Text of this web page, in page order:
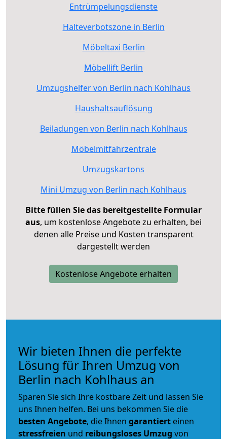
Entrümpelungsdienste
Halteverbotszone in Berlin
Möbeltaxi Berlin
Möbellift Berlin
Umzugshelfer von Berlin nach Kohlhaus
Haushaltsauflösung
Beiladungen von Berlin nach Kohlhaus
Möbelmitfahrzentrale
Umzugskartons
Mini Umzug von Berlin nach Kohlhaus
Bitte füllen Sie das bereitgestellte Formular
aus, um kostenlose Angebote zu erhalten, bei
denen alle Preise und Kosten transparent
dargestellt werden
Kostenlose Angebote erhalten
Wir bieten Ihnen die perfekte
Lösung für Ihren Umzug von
Berlin nach Kohlhaus an
Sparen Sie sich Ihre kostbare Zeit und lassen Sie
uns Ihnen helfen. Bei uns bekommen Sie die
besten Angebote, die Ihnen garantiert einen
stressfreien und reibungsloses Umzug von